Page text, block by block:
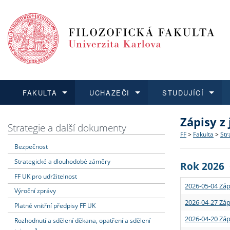
FAKULTA
Dozvědět se více
Struktura
Strategie
Podpora
UCHAZEČI
Podat přihlášku
Co
Učitelské
STUDUJÍCÍ
Dozvědět se více
Rigorózní
Dozvědět se více
O vědě a
Granty a
Dozvědět se více
Aktuální
Strategie a další dokumenty
Bezpečnost
Strategické a dlouhodobé záměry
FF UK pro udržitelnost
Výroční zprávy
Platné vnitřní předpisy FF UK
Rozhodnutí a sdělení děkana, opatření a sdělení
Zápisy
FF > Fakulta >
Rok 2026
2026-05-04
2026-04-27
2026-04-20